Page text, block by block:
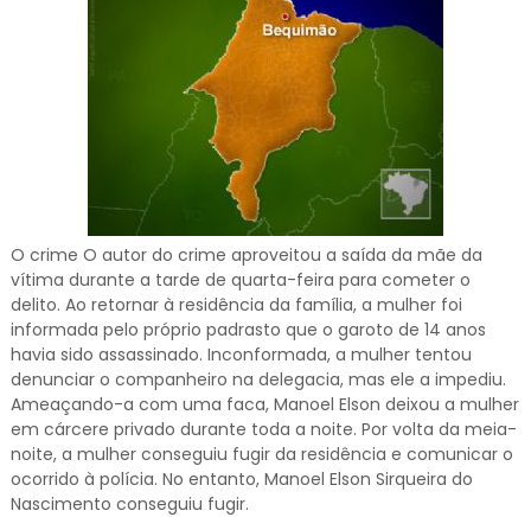
O crime O autor do crime aproveitou a saída da mãe da
vítima durante a tarde de quarta-feira para cometer o
delito. Ao retornar à residência da família, a mulher foi
informada pelo próprio padrasto que o garoto de 14 anos
havia sido assassinado. Inconformada, a mulher tentou
denunciar o companheiro na delegacia, mas ele a impediu.
Ameaçando-a com uma faca, Manoel Elson deixou a mulher
em cárcere privado durante toda a noite. Por volta da meia-
noite, a mulher conseguiu fugir da residência e comunicar o
ocorrido à polícia. No entanto, Manoel Elson Sirqueira do
Nascimento conseguiu fugir.